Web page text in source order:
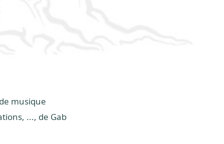
musique
..., de Gab